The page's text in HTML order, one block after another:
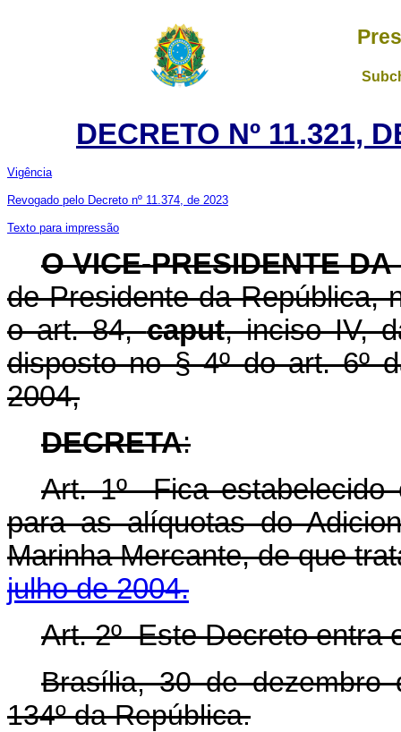
DECRETO Nº 11.321,
Vigência
Revogado pelo Decreto nº 11.374, de 2023
Texto para impressão
O VICE-PRESIDENTE
de Presidente da República,
o art. 84,caput, inciso IV,
disposto no § 4º do art. 6º
2004,
DECRETA:
Art. 1º Fica estabelecido
para as alíquotas do
Marinha Mercante, de que
julho de 2004.
Art. 2º Este Decreto entra
Brasília, 30 de dezembro
134º da República.